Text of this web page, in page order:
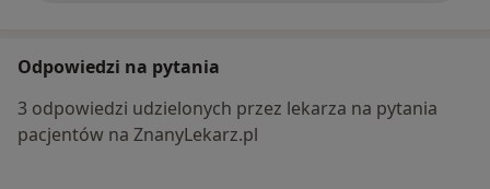
Odpowiedzi na pytania
3 odpowiedzi udzielonych przez lekarza na pytania
pacjentów na ZnanyLekarz.pl